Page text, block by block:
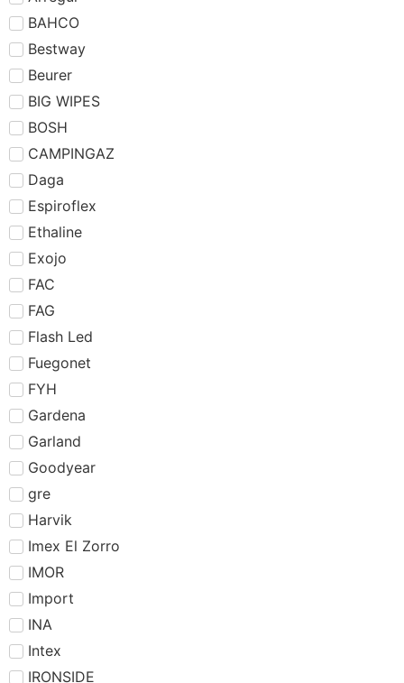
BAHCO
Bestway
Beurer
BIG WIPES
BOSH
CAMPINGAZ
Daga
Espiroflex
Ethaline
Exojo
FAC
FAG
Flash Led
Fuegonet
FYH
Gardena
Garland
Goodyear
gre
Harvik
Imex El Zorro
IMOR
Import
INA
Intex
IRONSIDE